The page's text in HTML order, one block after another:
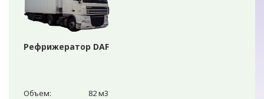
Рефрижератор DAF
Объем:
82 м3